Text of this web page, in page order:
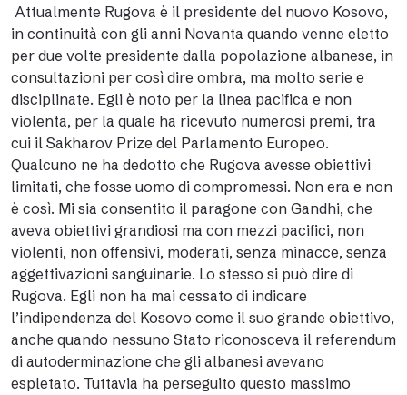
Attualmente Rugova è il presidente del nuovo Kosovo,
in continuità con gli anni Novanta quando venne eletto
per due volte presidente dalla popolazione albanese, in
consultazioni per così dire ombra, ma molto serie e
disciplinate. Egli è noto per la linea pacifica e non
violenta, per la quale ha ricevuto numerosi premi, tra
cui il Sakharov Prize del Parlamento Europeo.
Qualcuno ne ha dedotto che Rugova avesse obiettivi
limitati, che fosse uomo di compromessi. Non era e non
è così. Mi sia consentito il paragone con Gandhi, che
aveva obiettivi grandiosi ma con mezzi pacifici, non
violenti, non offensivi, moderati, senza minacce, senza
aggettivazioni sanguinarie. Lo stesso si può dire di
Rugova. Egli non ha mai cessato di indicare
l’indipendenza del Kosovo come il suo grande obiettivo,
anche quando nessuno Stato riconosceva il referendum
di autoderminazione che gli albanesi avevano
espletato. Tuttavia ha perseguito questo massimo